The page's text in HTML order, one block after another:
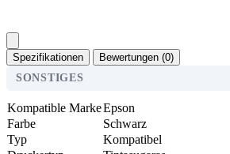
Spezifikationen
Bewertungen (0)
SONSTIGES
Kompatible MarkeEpson
Farbe
Schwarz
Typ
Kompatibel